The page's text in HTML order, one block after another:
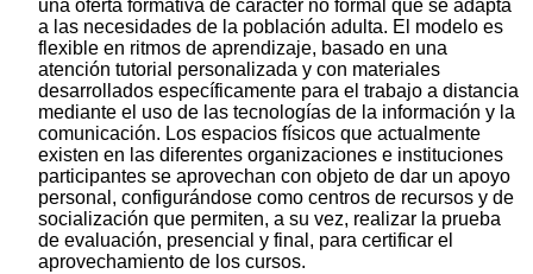
una oferta formativa de carácter no formal que se adapta
a las necesidades de la población adulta. El modelo es
flexible en ritmos de aprendizaje, basado en una
atención tutorial personalizada y con materiales
desarrollados específicamente para el trabajo a distancia
mediante el uso de las tecnologías de la información y la
comunicación. Los espacios físicos que actualmente
existen en las diferentes organizaciones e instituciones
participantes se aprovechan con objeto de dar un apoyo
personal, configurándose como centros de recursos y de
socialización que permiten, a su vez, realizar la prueba
de evaluación, presencial y final, para certificar el
aprovechamiento de los cursos.